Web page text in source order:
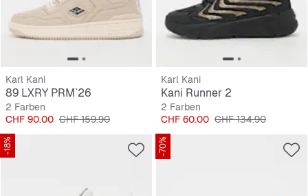
Karl Kani
89 LXRY PRM`26
2 Farben
Preis
CHF 90.00 Originalpreis
CHF 159.90
Karl Kani
Kani Runner 2
2 Farben
Preis
CHF 60.00 Originalpreis
CHF 134.90
-18% -70%